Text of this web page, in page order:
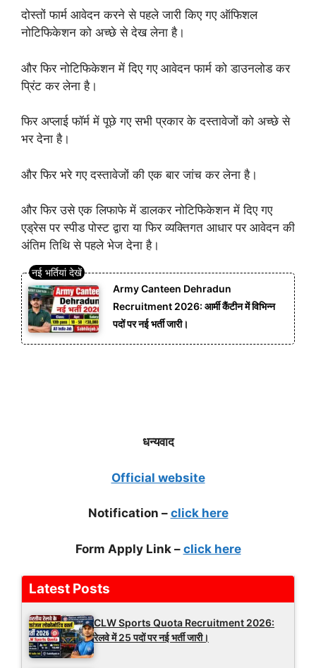
दोस्तों फार्म आवेदन करने से पहले जारी किए गए ऑफिशल
नोटिफिकेशन को अच्छे से देख लेना है।
और फिर नोटिफिकेशन में दिए गए आवेदन फार्म को डाउनलोड कर
प्रिंट कर लेना है।
फिर अप्लाई फॉर्म में पूछे गए सभी प्रकार के दस्तावेजों को अच्छे से
भर देना है।
और फिर भरे गए दस्तावेजों की एक बार जांच कर लेना है।
और फिर उसे एक लिफाफे में डालकर नोटिफिकेशन में दिए गए
एड्रेस पर स्पीड पोस्ट द्वारा या फिर व्यक्तिगत आधार पर आवेदन की
अंतिम तिथि से पहले भेज देना है।
Army Canteen Dehradun
Recruitment 2026: आर्मी कैंटीन में विभिन्न
पदों पर नई भर्ती जारी।
धन्यवाद
Official website
Notification – click here
Form Apply Link – click here
Latest Posts
CLW Sports Quota Recruitment 2026:
रेलवे में 25 पदों पर नई भर्ती जारी।